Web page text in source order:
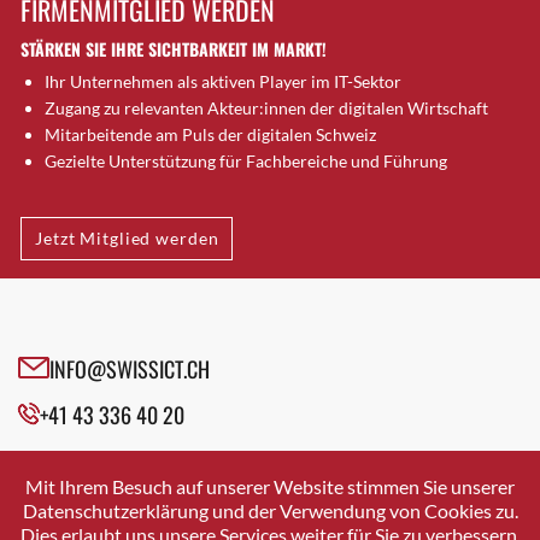
Brütten
Bubendorf
Bubikon
Buchs (SG)
Burgdorf
Bülach
Cazis
Cham
Davos Platz
Davos Platz 1
Dietikon
Dietlikon
FIRMENMITGLIED WERDEN
STÄRKEN SIE IHRE SICHTBARKEIT IM MARKT!
Ihr Unternehmen als aktiven Player im IT-Sektor
Zugang zu relevanten Akteur:innen der digitalen Wirtschaft
Mitarbeitende am Puls der digitalen Schweiz
Gezielte Unterstützung für Fachbereiche und Führung
Jetzt Mitglied werden
INFO@SWISSICT.CH
+41 43 336 40 20
SWISSICT
VULKANSTRASSE 120
8048 ZURICH
Mit Ihrem Besuch auf unserer Website stimmen Sie unserer
Datenschutzerklärung und der Verwendung von Cookies zu.
Dies erlaubt uns unsere Services weiter für Sie zu verbessern.